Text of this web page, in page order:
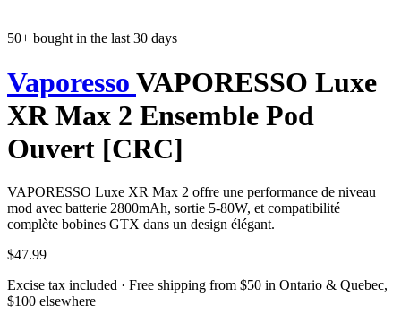
50+ bought in the last 30 days
Vaporesso VAPORESSO Luxe
XR Max 2 Ensemble Pod
Ouvert [CRC]
VAPORESSO Luxe XR Max 2 offre une performance de niveau
mod avec batterie 2800mAh, sortie 5-80W, et compatibilité
complète bobines GTX dans un design élégant.
$47.99
Excise tax included · Free shipping from $50 in Ontario & Quebec,
$100 elsewhere